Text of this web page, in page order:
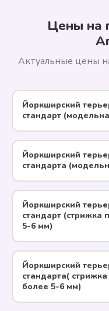
Цены на
Актуальные цены
Йоркширский
стандарт
Йоркширский
стандарта
Йоркширский
стандарт (стрижка
5-6 мм)
Йоркширский
стандарта(
более 5-6 мм)